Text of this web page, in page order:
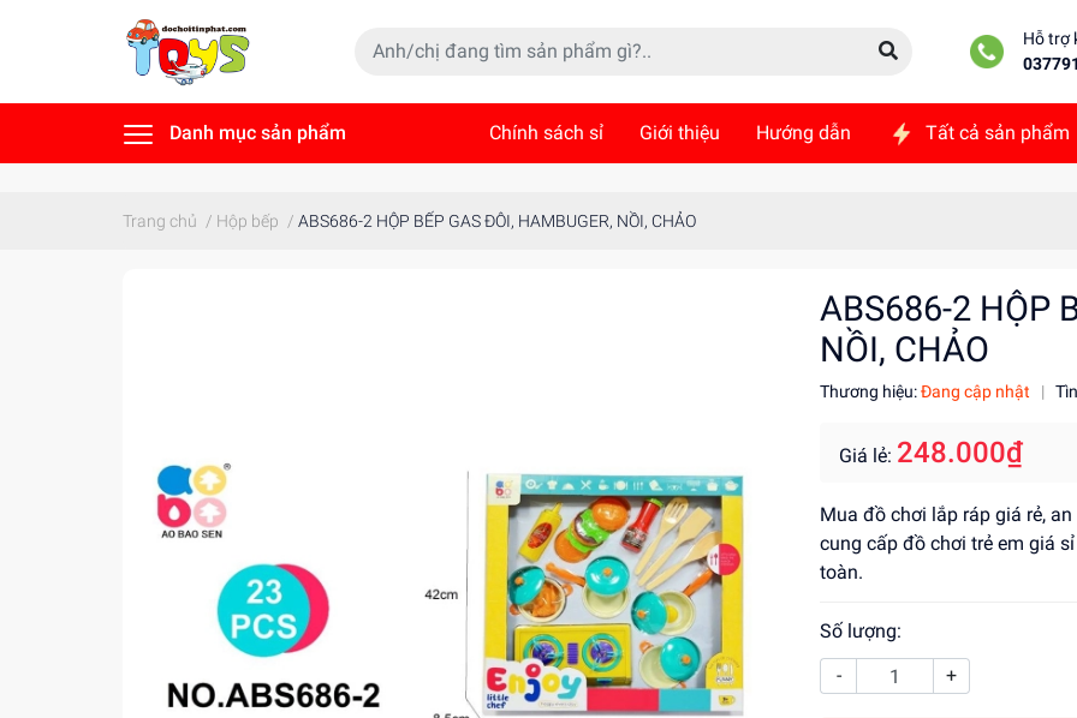
Hỗ trợ
Danh mục sản phẩm Chính sách sỉ Giới thiệu Hướng dẫn Tất cả sản phẩm
Trang chủ / Hộp bếp / ABS686-2 HỘP BẾP GAS ĐÔI, HAMBUGER, NỒI, CHẢO
ABS686-2 HỘP
NỒI, CHẢO
Thương hiệu:Đang cập nhật |
Giá lẻ: 248.000₫
Mua đồ chơi lắp ráp giá rẻ,
cung cấp đồ chơi trẻ em giá
toàn.
Số lượng:
-
+